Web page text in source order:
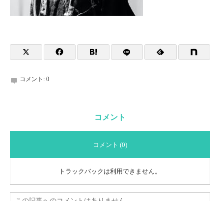
コメント: 0
コメント
コメント (0)
トラックバックは利用できません。